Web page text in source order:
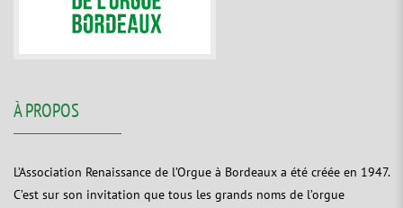
À PROPOS
L’Association Renaissance de l’Orgue à Bordeaux a été créée en 1947.
C’est sur son invitation que tous les grands noms de l’orgue